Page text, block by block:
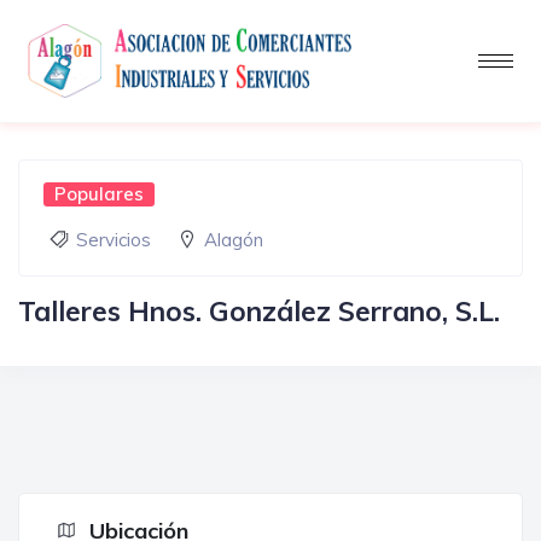
Populares
Servicios
Alagón
Talleres Hnos. González Serrano, S.L.
Ubicación